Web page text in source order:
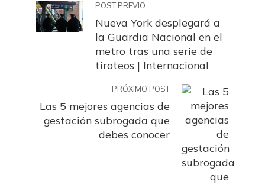
POST PREVIO
Nueva York desplegará a
la Guardia Nacional en el
metro tras una serie de
tiroteos | Internacional
PRÓXIMO POST
Las 5 mejores agencias de
gestación subrogada que
debes conocer